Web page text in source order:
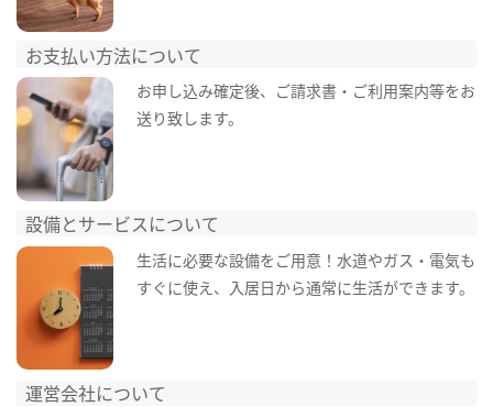
お支払い方法について
お申し込み確定後、ご請求書・ご利用案内等をお
送り致します。
設備とサービスについて
生活に必要な設備をご用意！水道やガス・電気も
すぐに使え、入居日から通常に生活ができます。
運営会社について